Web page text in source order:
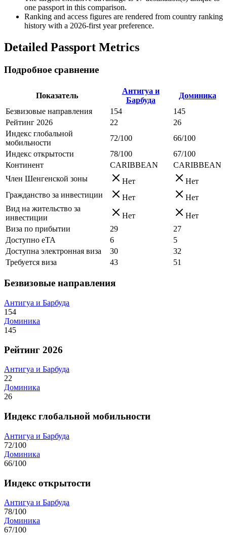
one passport in this comparison.
Ranking and access figures are rendered from country ranking
history with a 2026-first year preference.
Detailed Passport Metrics
Подробное сравнение
Показатель
Антигуа и
Барбуда
Доминика
Безвизовые направления
154
145
Рейтинг 2026
22
26
Индекс глобальной
мобильности
72/100
66/100
Индекс открытости
78/100
67/100
Континент
CARIBBEAN
CARIBBEAN
Член Шенгенской зоны
Нет
Нет
Гражданство за инвестиции
Нет
Нет
Вид на жительство за
инвестиции
Нет
Нет
Виза по прибытии
29
27
Доступно eTA
6
5
Доступна электронная виза
30
32
Требуется виза
43 51
Безвизовые направления
Антигуа и Барбуда
154
Доминика
145
Рейтинг 2026
Антигуа и Барбуда
22
Доминика
26
Индекс глобальной мобильности
Антигуа и Барбуда
72/100
Доминика
66/100
Индекс открытости
Антигуа и Барбуда
78/100
Доминика
67/100